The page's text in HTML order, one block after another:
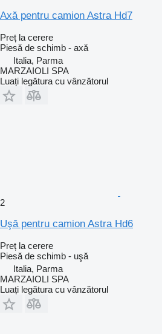
Axă pentru camion Astra Hd7
Preț la cerere
Piesă de schimb - axă
Italia, Parma
MARZAIOLI SPA
Luați legătura cu vânzătorul
2
Uşă pentru camion Astra Hd6
Preț la cerere
Piesă de schimb - uşă
Italia, Parma
MARZAIOLI SPA
Luați legătura cu vânzătorul